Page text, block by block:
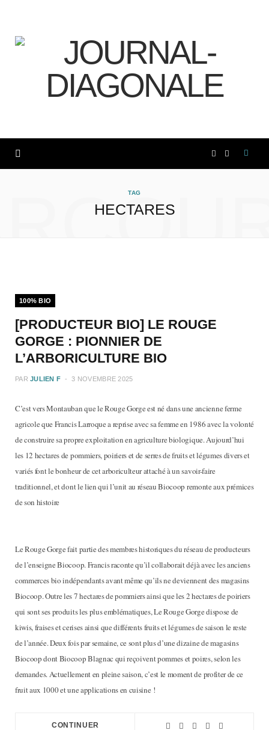
F I
TAG
HECTARES
100% BIO
[PRODUCTEUR BIO] LE ROUGE
GORGE : PIONNIER DE
L’ARBORICULTURE BIO
PAR JULIEN F 3 NOVEMBRE 2025
C’est vers Montauban que le Rouge Gorge est né dans une ancienne ferme
agricole que Francis Larroque a reprise avec sa femme en 1986 avec la volonté
de construire sa propre exploitation en agriculture biologique. Aujourd’hui
les 12 hectares de pommiers, poiriers et de serres de fruits et légumes divers et
variés font le bonheur de cet arboriculteur attaché à un savoir-faire
traditionnel, et dont le lien qui l’unit au réseau Biocoop remonte aux prémices
de son histoire
Le Rouge Gorge fait partie des membres historiques du réseau de producteurs
de l’enseigne Biocoop. Francis raconte qu’il collaborait déjà avec les anciens
commerces bio indépendants avant même qu’ils ne deviennent des magasins
Biocoop. Outre les 7 hectares de pommiers ainsi que les 2 hectares de poiriers
qui sont ses produits les plus emblématiques, Le Rouge Gorge dispose de
kiwis, fraises et cerises ainsi que différents fruits et légumes de saison le reste
de l’année. Deux fois par semaine, ce sont plus d’une dizaine de magasins
Biocoop dont Biocoop Blagnac qui reçoivent pommes et poires, selon les
demandes. Actuellement en pleine saison, c’est le moment de profiter de ce
fruit aux 1000 et une applications en cuisine !
CONTINUER